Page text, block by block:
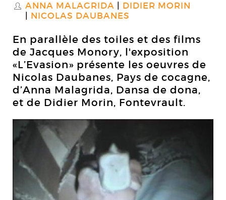
S ANNA MALAGRIDA
DIDIER MORIN
NICOLAS DAUBANES
En parallèle des toiles et des films
de Jacques Monory, l'exposition
«L’Evasion» présente les oeuvres de
Nicolas Daubanes, Pays de cocagne,
d’Anna Malagrida, Dansa de dona,
et de Didier Morin, Fontevrault.